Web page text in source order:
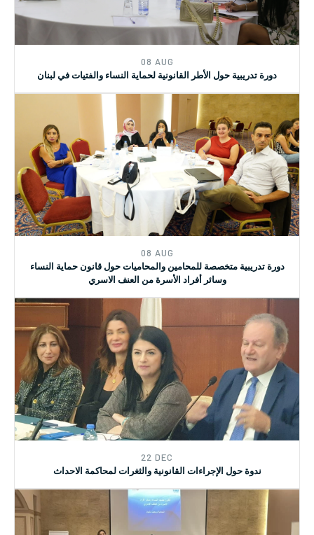
جلسة توعية ونقاش حول قانون تجريم التحرش الجنسي وتأهيل ضحاياه
08 AUG
دورة تدريبية حول الأطر القانونية لحماية النساء والفتيات في لبنان
08 AUG
دورة تدريبية متخصصة للمحامين والمحاميات حول قانون حماية النساء
وسائر أفراد الأسرة من العنف الاسري